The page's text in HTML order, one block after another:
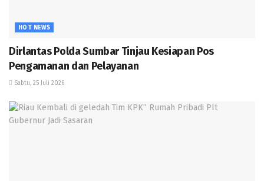
HOT NEWS
Dirlantas Polda Sumbar Tinjau Kesiapan Pos
Pengamanan dan Pelayanan
Sabtu, 25 Juli 2026